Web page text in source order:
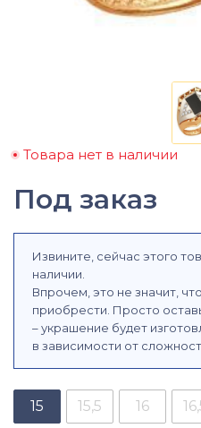
Товара нет в наличии
Под заказ
Извините, сейчас этого
наличии.
Впрочем, это не значит,
приобрести. Просто
– украшение будет
в зависимости от
15 15,5 16